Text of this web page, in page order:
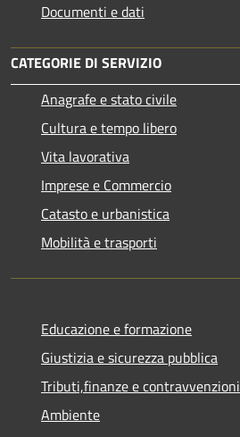
Documenti e dati
CATEGORIE DI SERVIZIO
Anagrafe e stato civile
Cultura e tempo libero
Vita lavorativa
Imprese e Commercio
Catasto e urbanistica
Mobilità e trasporti
Educazione e formazione
Giustizia e sicurezza pubblica
Tributi,finanze e contravvenzioni
Ambiente